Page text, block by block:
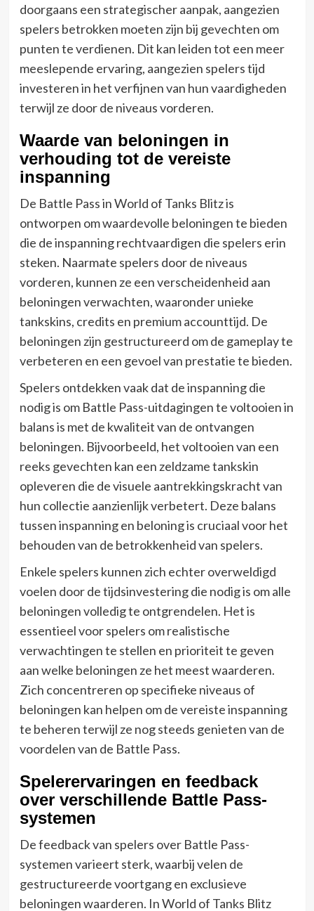
doorgaans een strategischer aanpak, aangezien
spelers betrokken moeten zijn bij gevechten om
punten te verdienen. Dit kan leiden tot een meer
meeslepende ervaring, aangezien spelers tijd
investeren in het verfijnen van hun vaardigheden
terwijl ze door de niveaus vorderen.
Waarde van beloningen in
verhouding tot de vereiste
inspanning
De Battle Pass in World of Tanks Blitz is
ontworpen om waardevolle beloningen te bieden
die de inspanning rechtvaardigen die spelers erin
steken. Naarmate spelers door de niveaus
vorderen, kunnen ze een verscheidenheid aan
beloningen verwachten, waaronder unieke
tankskins, credits en premium accounttijd. De
beloningen zijn gestructureerd om de gameplay te
verbeteren en een gevoel van prestatie te bieden.
Spelers ontdekken vaak dat de inspanning die
nodig is om Battle Pass-uitdagingen te voltooien in
balans is met de kwaliteit van de ontvangen
beloningen. Bijvoorbeeld, het voltooien van een
reeks gevechten kan een zeldzame tankskin
opleveren die de visuele aantrekkingskracht van
hun collectie aanzienlijk verbetert. Deze balans
tussen inspanning en beloning is cruciaal voor het
behouden van de betrokkenheid van spelers.
Enkele spelers kunnen zich echter overweldigd
voelen door de tijdsinvestering die nodig is om alle
beloningen volledig te ontgrendelen. Het is
essentieel voor spelers om realistische
verwachtingen te stellen en prioriteit te geven
aan welke beloningen ze het meest waarderen.
Zich concentreren op specifieke niveaus of
beloningen kan helpen om de vereiste inspanning
te beheren terwijl ze nog steeds genieten van de
voordelen van de Battle Pass.
Spelerervaringen en feedback
over verschillende Battle Pass-
systemen
De feedback van spelers over Battle Pass-
systemen varieert sterk, waarbij velen de
gestructureerde voortgang en exclusieve
beloningen waarderen. In World of Tanks Blitz